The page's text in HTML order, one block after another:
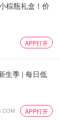
棕瓶礼盒！价
APP打开
生季 | 每日低
APP打开